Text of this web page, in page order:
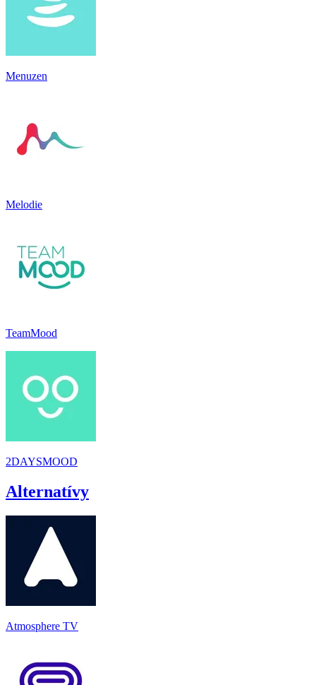
Menuzen
Melodie
TeamMood
2DAYSMOOD
Alternatívy
Atmosphere TV